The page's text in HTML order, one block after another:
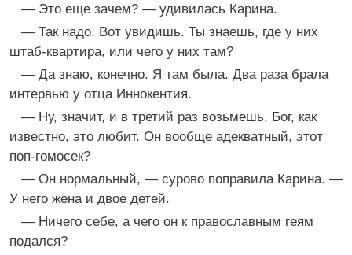
— Это еще зачем? — удивилась Карина.
— Так надо. Вот увидишь. Ты знаешь, где у них
штаб-квартира, или чего у них там?
— Да знаю, конечно. Я там была. Два раза брала
интервью у отца Иннокентия.
— Ну, значит, и в третий раз возьмешь. Бог, как
известно, это любит. Он вообще адекватный, этот
поп-гомосек?
— Он нормальный, — сурово поправила Карина. —
У него жена и двое детей.
— Ничего себе, а чего он к православным геям
подался?